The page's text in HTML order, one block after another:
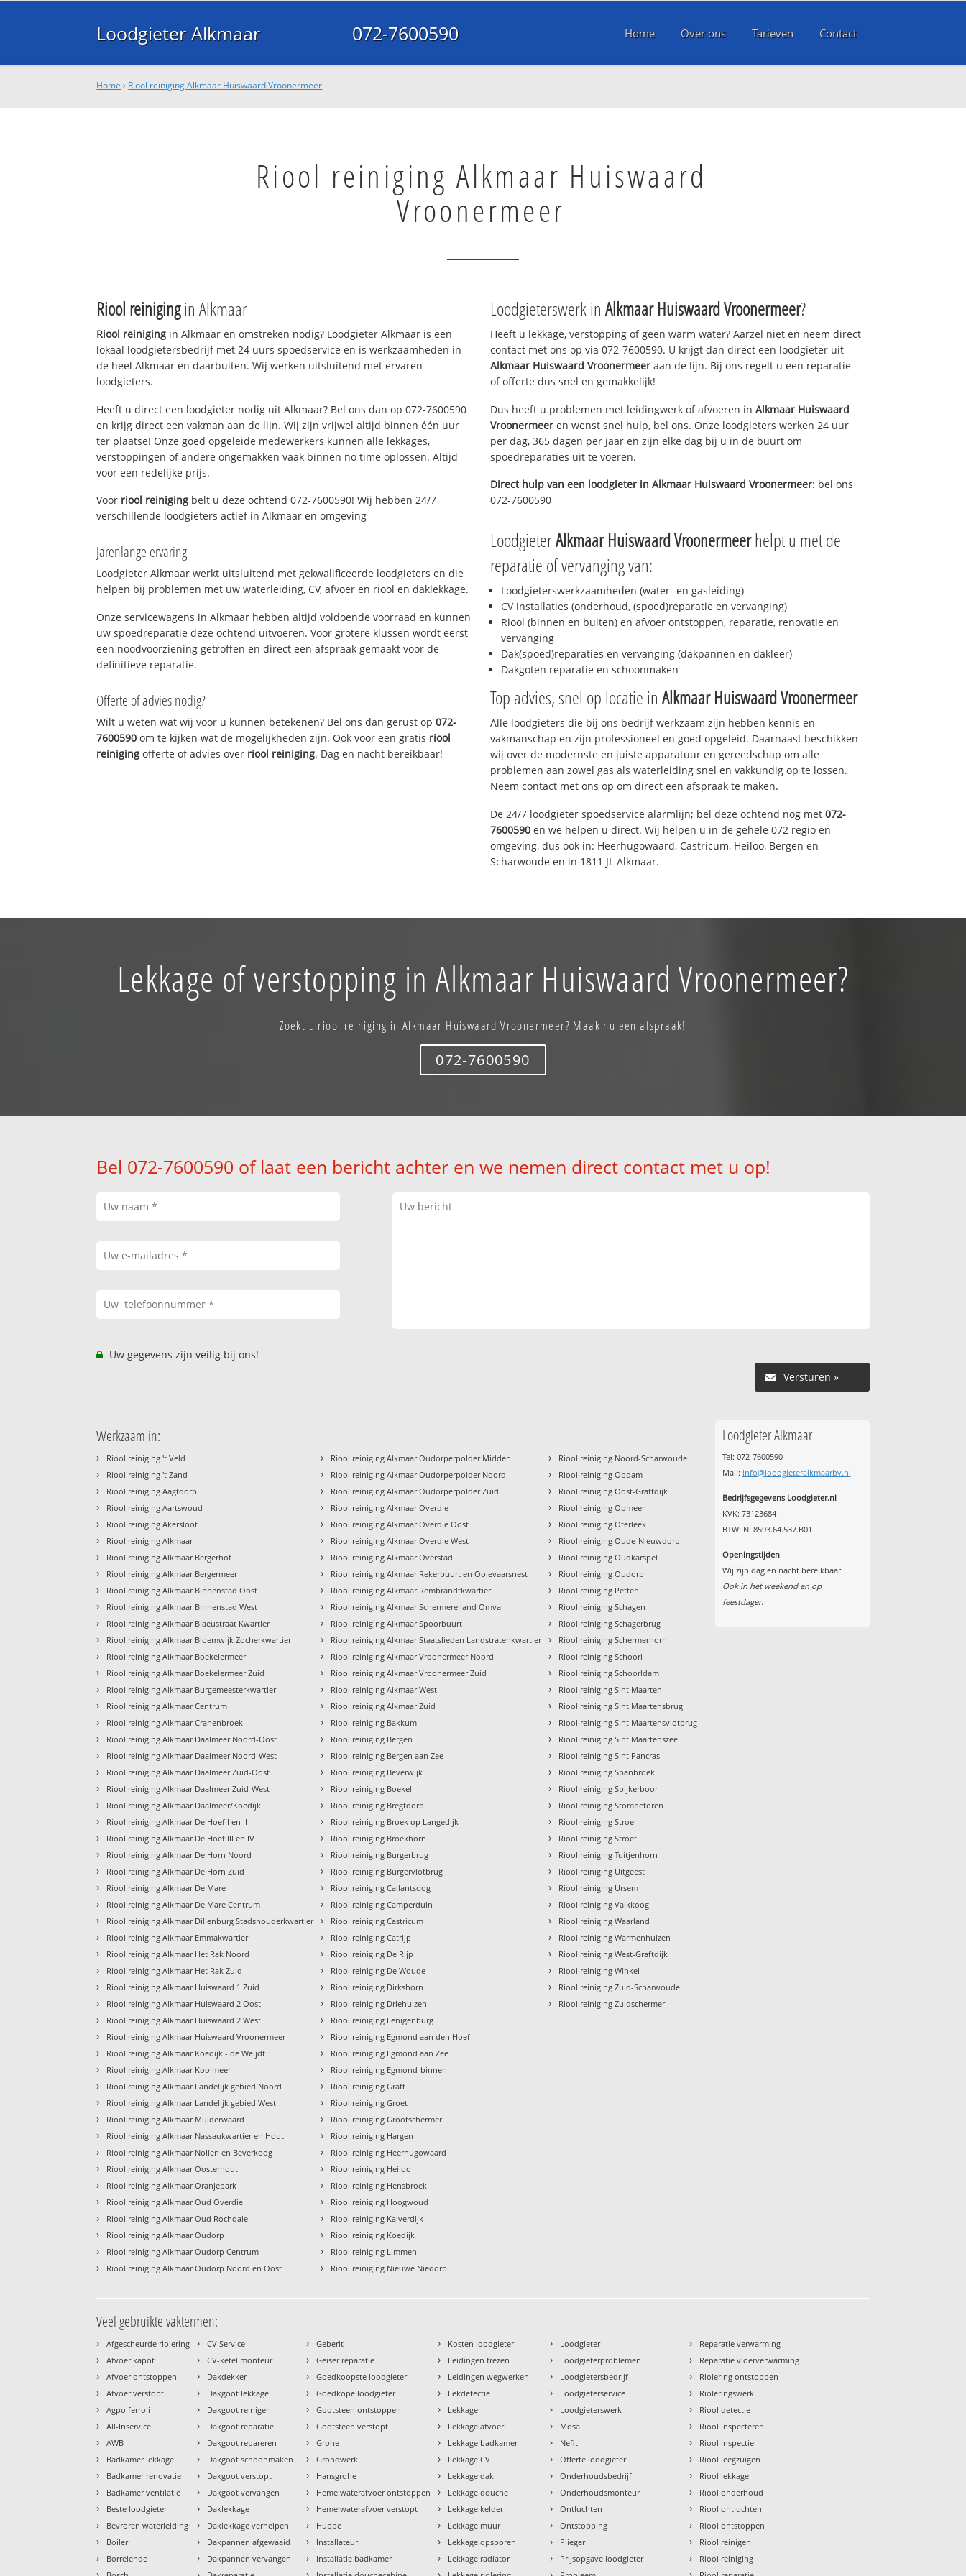
Loodgieter Alkmaar 072-7600590 Home Over ons Tarieven Contact
Home › Riool reiniging Alkmaar Huiswaard Vroonermeer
Riool reiniging Alkmaar Huiswaard
Vroonermeer
Riool reinigingin Alkmaar
Riool reiniging in Alkmaar en omstreken nodig? Loodgieter Alkmaar is een
lokaal loodgietersbedrijf met 24 uurs spoedservice en is werkzaamheden in
de heel Alkmaar en daarbuiten. Wij werken uitsluitend met ervaren
loodgieters.
Heeft u direct een loodgieter nodig uit Alkmaar? Bel ons dan op 072-7600590
en krijg direct een vakman aan de lijn. Wij zijn vrijwel altijd binnen één uur
ter plaatse! Onze goed opgeleide medewerkers kunnen alle lekkages,
verstoppingen of andere ongemakken vaak binnen no time oplossen. Altijd
voor een redelijke prijs.
Voor riool reiniging belt u deze ochtend 072-7600590! Wij hebben 24/7
verschillende loodgieters actief in Alkmaar en omgeving
Jarenlange ervaring
Loodgieter Alkmaar werkt uitsluitend met gekwalificeerde loodgieters en die
helpen bij problemen met uw waterleiding, CV, afvoer en riool en daklekkage.
Onze servicewagens in Alkmaar hebben altijd voldoende voorraad en kunnen
uw spoedreparatie deze ochtend uitvoeren. Voor grotere klussen wordt eerst
een noodvoorziening getroffen en direct een afspraak gemaakt voor de
definitieve reparatie.
Offerte of advies nodig?
Wilt u weten wat wij voor u kunnen betekenen? Bel ons dan gerust op072-
7600590 om te kijken wat de mogelijkheden zijn. Ook voor een gratis riool
reiniging offerte of advies over riool reiniging. Dag en nacht bereikbaar!
Loodgieterswerk in Alkmaar Huiswaard Vroonermeer?
Heeft u lekkage, verstopping of geen warm water? Aarzel niet en neem direct
contact met ons op via 072-7600590. U krijgt dan direct een loodgieter uit
Alkmaar Huiswaard Vroonermeer aan de lijn. Bij ons regelt u een reparatie
of offerte dus snel en gemakkelijk!
Dus heeft u problemen met leidingwerk of afvoeren in Alkmaar Huiswaard
Vroonermeer en wenst snel hulp, bel ons. Onze loodgieters werken 24 uur
per dag, 365 dagen per jaar en zijn elke dag bij u in de buurt om
spoedreparaties uit te voeren.
Direct hulp van een loodgieter in Alkmaar Huiswaard Vroonermeer: bel ons
072-7600590
LoodgieterAlkmaar Huiswaard Vroonermeerhelpt u met de
reparatie of vervanging van:
Loodgieterswerkzaamheden (water- en gasleiding)
CV installaties (onderhoud, (spoed)reparatie en vervanging)
Riool (binnen en buiten) en afvoer ontstoppen, reparatie, renovatie en
vervanging
Dak(spoed)reparaties en vervanging (dakpannen en dakleer)
Dakgoten reparatie en schoonmaken
Top advies, snel op locatie in Alkmaar Huiswaard Vroonermeer
Alle loodgieters die bij ons bedrijf werkzaam zijn hebben kennis en
vakmanschap en zijn professioneel en goed opgeleid. Daarnaast beschikken
wij over de modernste en juiste apparatuur en gereedschap om alle
problemen aan zowel gas als waterleiding snel en vakkundig op te lossen.
Neem contact met ons op om direct een afspraak te maken.
De 24/7 loodgieter spoedservice alarmlijn; bel deze ochtend nog met 072-
7600590 en we helpen u direct. Wij helpen u in de gehele 072 regio en
omgeving, dus ook in: Heerhugowaard, Castricum, Heiloo, Bergen en
Scharwoude en in 1811 JL Alkmaar.
Lekkage of verstopping in Alkmaar Huiswaard Vroonermeer?
Zoekt u riool reiniging in Alkmaar Huiswaard Vroonermeer? Maak nu een afspraak!
072-7600590
Bel 072-7600590 of laat een bericht achter en we nemen direct contact met u op!
Uw gegevens zijn veilig bij ons!
Versturen »
Werkzaam in:
› Riool reiniging 't Veld
› Riool reiniging 't Zand
› Riool reiniging Aagtdorp
› Riool reiniging Aartswoud
› Riool reiniging Akersloot
› Riool reiniging Alkmaar
› Riool reiniging Alkmaar Bergerhof
› Riool reiniging Alkmaar Bergermeer
› Riool reiniging Alkmaar Binnenstad Oost
› Riool reiniging Alkmaar Binnenstad West
› Riool reiniging Alkmaar Blaeustraat Kwartier
› Riool reiniging Alkmaar Bloemwijk Zocherkwartier
› Riool reiniging Alkmaar Boekelermeer
› Riool reiniging Alkmaar Boekelermeer Zuid
› Riool reiniging Alkmaar Burgemeesterkwartier
› Riool reiniging Alkmaar Centrum
› Riool reiniging Alkmaar Cranenbroek
› Riool reiniging Alkmaar Daalmeer Noord-Oost
› Riool reiniging Alkmaar Daalmeer Noord-West
› Riool reiniging Alkmaar Daalmeer Zuid-Oost
› Riool reiniging Alkmaar Daalmeer Zuid-West
› Riool reiniging Alkmaar Daalmeer/Koedijk
› Riool reiniging Alkmaar De Hoef I en II
› Riool reiniging Alkmaar De Hoef III en IV
› Riool reiniging Alkmaar De Horn Noord
› Riool reiniging Alkmaar De Horn Zuid
› Riool reiniging Alkmaar De Mare
› Riool reiniging Alkmaar De Mare Centrum
› Riool reiniging Alkmaar Dillenburg Stadshouderkwartier
› Riool reiniging Alkmaar Emmakwartier
› Riool reiniging Alkmaar Het Rak Noord
› Riool reiniging Alkmaar Het Rak Zuid
› Riool reiniging Alkmaar Huiswaard 1 Zuid
› Riool reiniging Alkmaar Huiswaard 2 Oost
› Riool reiniging Alkmaar Huiswaard 2 West
› Riool reiniging Alkmaar Huiswaard Vroonermeer
› Riool reiniging Alkmaar Koedijk - de Weijdt
› Riool reiniging Alkmaar Kooimeer
› Riool reiniging Alkmaar Landelijk gebied Noord
› Riool reiniging Alkmaar Landelijk gebied West
› Riool reiniging Alkmaar Muiderwaard
› Riool reiniging Alkmaar Nassaukwartier en Hout
› Riool reiniging Alkmaar Nollen en Beverkoog
› Riool reiniging Alkmaar Oosterhout
› Riool reiniging Alkmaar Oranjepark
› Riool reiniging Alkmaar Oud Overdie
› Riool reiniging Alkmaar Oud Rochdale
› Riool reiniging Alkmaar Oudorp
› Riool reiniging Alkmaar Oudorp Centrum
› Riool reiniging Alkmaar Oudorp Noord en Oost
› Riool reiniging Alkmaar Oudorperpolder Midden
› Riool reiniging Alkmaar Oudorperpolder Noord
› Riool reiniging Alkmaar Oudorperpolder Zuid
› Riool reiniging Alkmaar Overdie
› Riool reiniging Alkmaar Overdie Oost
› Riool reiniging Alkmaar Overdie West
› Riool reiniging Alkmaar Overstad
› Riool reiniging Alkmaar Rekerbuurt en Ooievaarsnest
› Riool reiniging Alkmaar Rembrandtkwartier
› Riool reiniging Alkmaar Schermereiland Omval
› Riool reiniging Alkmaar Spoorbuurt
› Riool reiniging Alkmaar Staatslieden Landstratenkwartier
› Riool reiniging Alkmaar Vroonermeer Noord
› Riool reiniging Alkmaar Vroonermeer Zuid
› Riool reiniging Alkmaar West
› Riool reiniging Alkmaar Zuid
› Riool reiniging Bakkum
› Riool reiniging Bergen
› Riool reiniging Bergen aan Zee
› Riool reiniging Beverwijk
› Riool reiniging Boekel
› Riool reiniging Bregtdorp
› Riool reiniging Broek op Langedijk
› Riool reiniging Broekhorn
› Riool reiniging Burgerbrug
› Riool reiniging Burgervlotbrug
› Riool reiniging Callantsoog
› Riool reiniging Camperduin
› Riool reiniging Castricum
› Riool reiniging Catrijp
› Riool reiniging De Rijp
› Riool reiniging De Woude
› Riool reiniging Dirkshorn
› Riool reiniging Driehuizen
› Riool reiniging Eenigenburg
› Riool reiniging Egmond aan den Hoef
› Riool reiniging Egmond aan Zee
› Riool reiniging Egmond-binnen
› Riool reiniging Graft
› Riool reiniging Groet
› Riool reiniging Grootschermer
› Riool reiniging Hargen
› Riool reiniging Heerhugowaard
› Riool reiniging Heiloo
› Riool reiniging Hensbroek
› Riool reiniging Hoogwoud
› Riool reiniging Kalverdijk
› Riool reiniging Koedijk
› Riool reiniging Limmen
› Riool reiniging Nieuwe Niedorp
› Riool reiniging Noord-Scharwoude
› Riool reiniging Obdam
› Riool reiniging Oost-Graftdijk
› Riool reiniging Opmeer
› Riool reiniging Oterleek
› Riool reiniging Oude-Nieuwdorp
› Riool reiniging Oudkarspel
› Riool reiniging Oudorp
› Riool reiniging Petten
› Riool reiniging Schagen
› Riool reiniging Schagerbrug
› Riool reiniging Schermerhorn
› Riool reiniging Schoorl
› Riool reiniging Schoorldam
› Riool reiniging Sint Maarten
› Riool reiniging Sint Maartensbrug
› Riool reiniging Sint Maartensvlotbrug
› Riool reiniging Sint Maartenszee
› Riool reiniging Sint Pancras
› Riool reiniging Spanbroek
› Riool reiniging Spijkerboor
› Riool reiniging Stompetoren
› Riool reiniging Stroe
› Riool reiniging Stroet
› Riool reiniging Tuitjenhorn
› Riool reiniging Uitgeest
› Riool reiniging Ursem
› Riool reiniging Valkkoog
› Riool reiniging Waarland
› Riool reiniging Warmenhuizen
› Riool reiniging West-Graftdijk
› Riool reiniging Winkel
› Riool reiniging Zuid-Scharwoude
› Riool reiniging Zuidschermer
Loodgieter Alkmaar
Tel: 072-7600590
Mail: info@loodgieteralkmaarbv.nl
Bedrijfsgegevens Loodgieter.nl
KVK: 73123684
BTW: NL8593.64.537.B01
Openingstijden
Wij zijn dag en nacht bereikbaar!
Ook in het weekend en op
feestdagen
Veel gebruikte vaktermen:
› Afgescheurde riolering
› Afvoer kapot
› Afvoer ontstoppen
› Afvoer verstopt
› Agpo ferroli
› All-Inservice
› AWB
› Badkamer lekkage
› Badkamer renovatie
› Badkamer ventilatie
› Beste loodgieter
› Bevroren waterleiding
› Boiler
› Borrelende
› CV Service
› CV-ketel monteur
› Dakdekker
› Dakgoot lekkage
› Dakgoot reinigen
› Dakgoot reparatie
› Dakgoot repareren
› Dakgoot schoonmaken
› Dakgoot verstopt
› Dakgoot vervangen
› Daklekkage
› Daklekkage verhelpen
› Dakpannen afgewaaid
› Dakpannen vervangen
› Geberit
› Geiser reparatie
› Goedkoopste loodgieter
› Goedkope loodgieter
› Gootsteen ontstoppen
› Gootsteen verstopt
› Grohe
› Grondwerk
› Hansgrohe
› Hemelwaterafvoer ontstoppen
› Hemelwaterafvoer verstopt
› Huppe
› Installateur
› Installatie badkamer
› Kosten loodgieter
› Leidingen frezen
› Leidingen wegwerken
› Lekdetectie
› Lekkage
› Lekkage afvoer
› Lekkage badkamer
› Lekkage CV
› Lekkage dak
› Lekkage douche
› Lekkage kelder
› Lekkage muur
› Lekkage opsporen
› Lekkage radiator
› Loodgieter
› Loodgieterproblemen
› Loodgietersbedrijf
› Loodgieterservice
› Loodgieterswerk
› Mosa
› Nefit
› Offerte loodgieter
› Onderhoudsbedrijf
› Onderhoudsmonteur
› Ontluchten
› Ontstopping
› Plieger
› Prijsopgave loodgieter
› Reparatie verwarming
› Reparatie vloerverwarming
› Riolering ontstoppen
› Rioleringswerk
› Riool detectie
› Riool inspecteren
› Riool inspectie
› Riool leegzuigen
› Riool lekkage
› Riool onderhoud
› Riool ontluchten
› Riool ontstoppen
› Riool reinigen
› Riool reiniging